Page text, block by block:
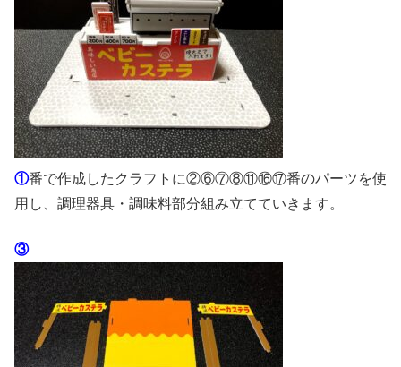
①番で作成したクラフトに②⑥⑦⑧⑪⑯⑰番のパーツを使
用し、調理器具・調味料部分組み立てていきます。
③